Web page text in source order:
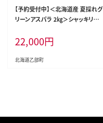
【予約受付中】＜北海道産 夏採れグ
リーンアスパラ 2㎏＞シャッキリみ
道産 国産 産地直送 乙部町 旬 新
鮮 農家直送 あすぱら アスパラガス
野菜 冷蔵配送 L以上 お取り寄せ
22,000円
北海道乙部町